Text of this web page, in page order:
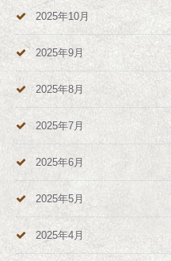
2025年10月
2025年9月
2025年8月
2025年7月
2025年6月
2025年5月
2025年4月